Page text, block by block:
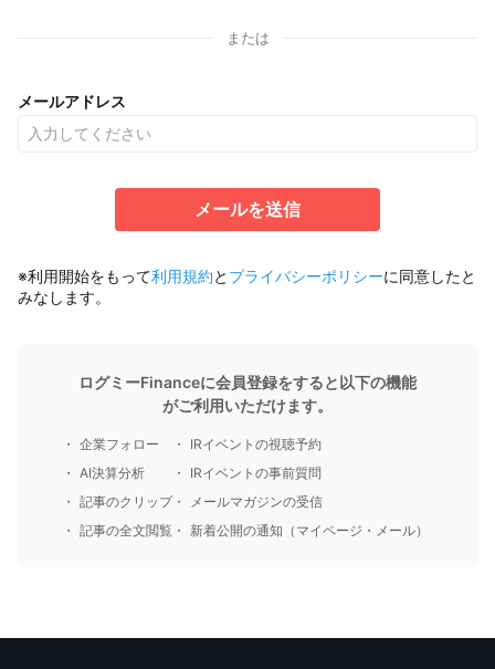
または
メールアドレス
メールを送信
※利用開始をもって利用規約と プライバシーポリシーに同意したと
みなします。
ログミーFinanceに会員登録をすると以下の機能
がご利用いただけます。
企業フォロー
AI決算分析
記事のクリップ
記事の全文閲覧
IRイベントの視聴予約
IRイベントの事前質問
メールマガジンの受信
新着公開の通知（マイページ・メール）